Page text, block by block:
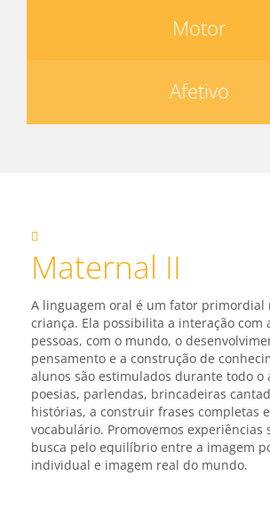
Motor
Afetivo
Maternal II
A linguagem oral é um fator primordial
criança. Ela possibilita a interação com
pessoas, com o mundo, o
pensamento e a construção de
alunos são estimulados durante todo o
poesias, parlendas, brincadeiras
histórias, a construir frases completas
vocabulário. Promovemos experiências
busca pelo equilíbrio entre a imagem
individual e imagem real do mundo.